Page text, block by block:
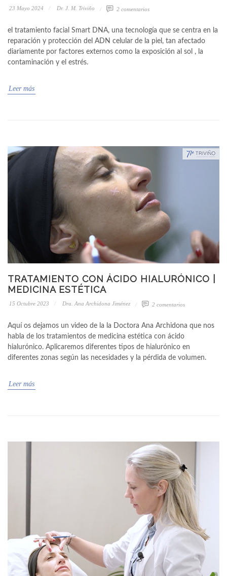
23 Mayo 2024 Dr. J. M. Triviño 2 comentarios
el tratamiento facial Smart DNA, una tecnología que se centra en la
reparación y protección del ADN celular de la piel, tan afectado
diariamente por factores externos como la exposición al sol , la
contaminación y el estrés.
Leer más
TRATAMIENTO CON ÁCIDO HIALURÓNICO |
MEDICINA ESTÉTICA
15 Octubre 2023 Dra. Ana Archidona Jiménez 2 comentarios
Aquí os dejamos un video de la la Doctora Ana Archidona que nos
habla de los tratamientos de medicina estética con ácido
hialurónico. Aplicaremos diferentes tipos de hialurónico en
diferentes zonas según las necesidades y la pérdida de volumen.
Leer más